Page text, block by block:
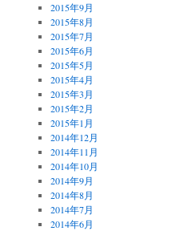
2015年9月
2015年8月
2015年7月
2015年6月
2015年5月
2015年4月
2015年3月
2015年2月
2015年1月
2014年12月
2014年11月
2014年10月
2014年9月
2014年8月
2014年7月
2014年6月